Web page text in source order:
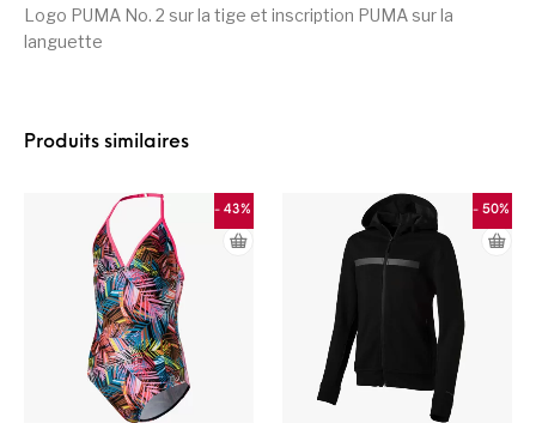
Logo PUMA No. 2 sur la tige et inscription PUMA sur la
languette
Produits similaires
- 43% - 50%